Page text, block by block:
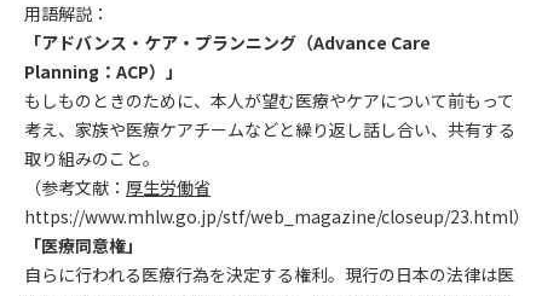
用語解説：
「アドバンス・ケア・プランニング（Advance Care
Planning：ACP）」
もしものときのために、本人が望む医療やケアについて前もって
考え、家族や医療ケアチームなどと繰り返し話し合い、共有する
取り組みのこと。
（参考文献： 厚生労働省
https://www.mhlw.go.jp/stf/web_magazine/closeup/23.html）
「医療同意権」
自らに行われる医療行為を決定する権利。現行の日本の法律は医